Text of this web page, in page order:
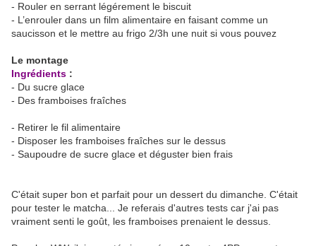
- Rouler en serrant légérement le biscuit
- L’enrouler dans un film alimentaire en faisant comme un
saucisson et le mettre au frigo 2/3h une nuit si vous pouvez
Le montage
Ingrédients :
- Du sucre glace
- Des framboises fraîches
- Retirer le fil alimentaire
- Disposer les framboises fraîches sur le dessus
- Saupoudre de sucre glace et déguster bien frais
C'était super bon et parfait pour un dessert du dimanche. C'était
pour tester le matcha... Je referais d'autres tests car j'ai pas
vraiment senti le goût, les framboises prenaient le dessus.